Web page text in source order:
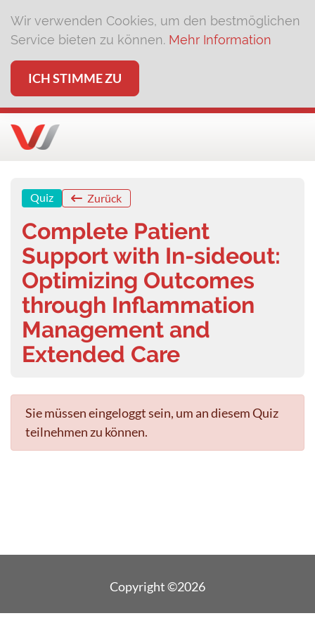
Wir verwenden Cookies, um den bestmöglichen
Service bieten zu können. Mehr Information
ICH STIMME ZU
Quiz Zurück
Complete Patient
Support with In-sideout:
Optimizing Outcomes
through Inflammation
Management and
Extended Care
Sie müssen eingeloggt sein, um an diesem Quiz
teilnehmen zu können.
Copyright ©2026